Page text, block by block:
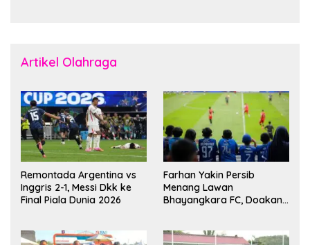
Artikel Olahraga
Remontada Argentina vs
Inggris 2-1, Messi Dkk ke
Final Piala Dunia 2026
Farhan Yakin Persib
Menang Lawan
Bhayangkara FC, Doakan